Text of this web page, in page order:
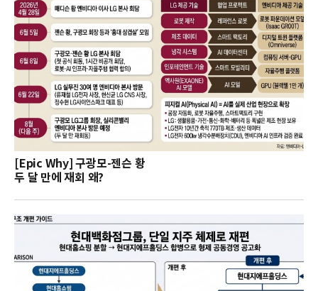
[Epic Why] 구광모-젠슨 황
두 달 만에 재회 왜?